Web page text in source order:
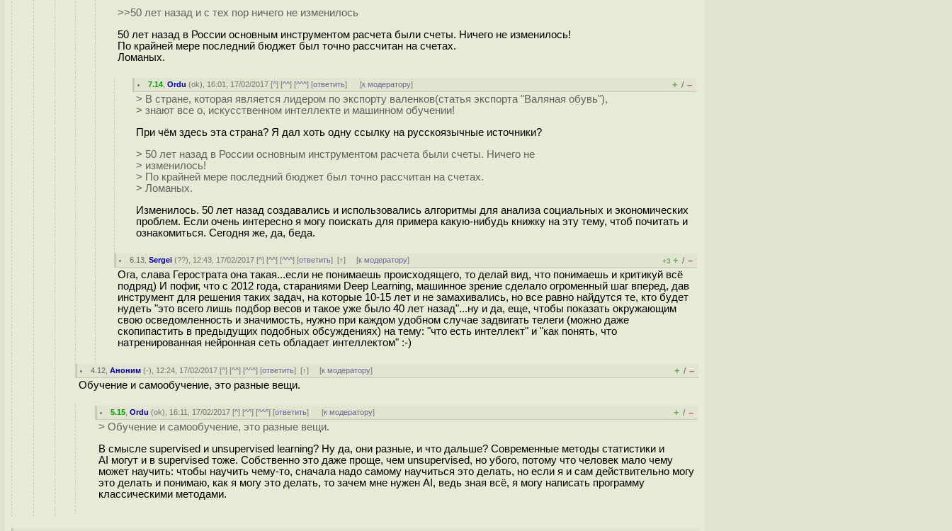
>>50 лет назад и с тех пор ничего не изменилось
50 лет назад в России основным инструментом расчета были счеты. Ничего не изменилось!
По крайней мере последний бюджет был точно рассчитан на счетах.
Ломаных.
7.14 ,Ordu (ok), 16:01, 17/02/2017 [^] [^^] [^^^] [ответить] [к модератору] + / –
> В стране, которая является лидером по экспорту валенков(статья экспорта "Валяная обувь"),
> знают все о, искусственном интеллекте и машинном обучении!
При чём здесь эта страна? Я дал хоть одну ссылку на русскоязычные источники?
> 50 лет назад в России основным инструментом расчета были счеты. Ничего не
> изменилось!
> По крайней мере последний бюджет был точно рассчитан на счетах.
> Ломаных.
Изменилось. 50 лет назад создавались и использовались алгоритмы для анализа социальных и экономических
проблем. Если очень интересно я могу поискать для примера какую-нибудь книжку на эту тему, чтоб почитать и
ознакомиться. Сегодня же, да, беда.
6.13 ,Sergei (??), 12:43, 17/02/2017 [^] [^^] [^^^] [ответить][↑] [к модератору] +3 + / –
Ога, слава Герострата она такая...если не понимаешь происходящего, то делай вид, что понимаешь и критикуй всё
подряд) И пофиг, что с 2012 года, стараниями Deep Learning, машинное зрение сделало огроменный шаг вперед, дав
инструмент для решения таких задач, на которые 10-15 лет и не замахивались, но все равно найдутся те, кто будет
нудеть "это всего лишь подбор весов и такое уже было 40 лет назад"...ну и да, еще, чтобы показать окружающим
свою осведомленность и значимость, нужно при каждом удобном случае задвигать телеги (можно даже
скопипастить в предыдущих подобных обсуждениях) на тему: "что есть интеллект" и "как понять, что
натренированная нейронная сеть обладает интеллектом" :-)
4.12 ,Аноним (-), 12:24, 17/02/2017 [^] [^^] [^^^] [ответить][↑] [к модератору] + / –
Обучение и самообучение, это разные вещи.
5.15 ,Ordu (ok), 16:11, 17/02/2017 [^] [^^] [^^^] [ответить] [к модератору] + / –
> Обучение и самообучение, это разные вещи.
В смысле supervised и unsupervised learning? Ну да, они разные, и что дальше? Современные методы статистики и
AI могут и в supervised тоже. Собственно это даже проще, чем unsupervised, но убого, потому что человек мало чему
может научить: чтобы научить чему-то, сначала надо самому научиться это делать, но если я и сам действительно могу
это делать и понимаю, как я могу это делать, то зачем мне нужен AI, ведь зная всё, я могу написать программу
классическими методами.